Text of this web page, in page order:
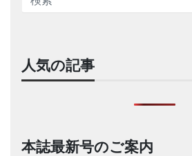
人気の記事
本誌最新号のご案内